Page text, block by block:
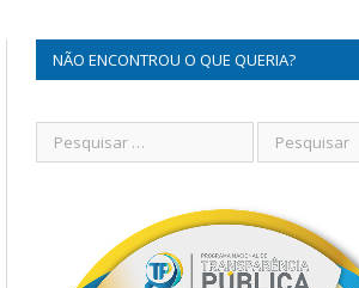
NÃO ENCONTROU O QUE QUERIA?